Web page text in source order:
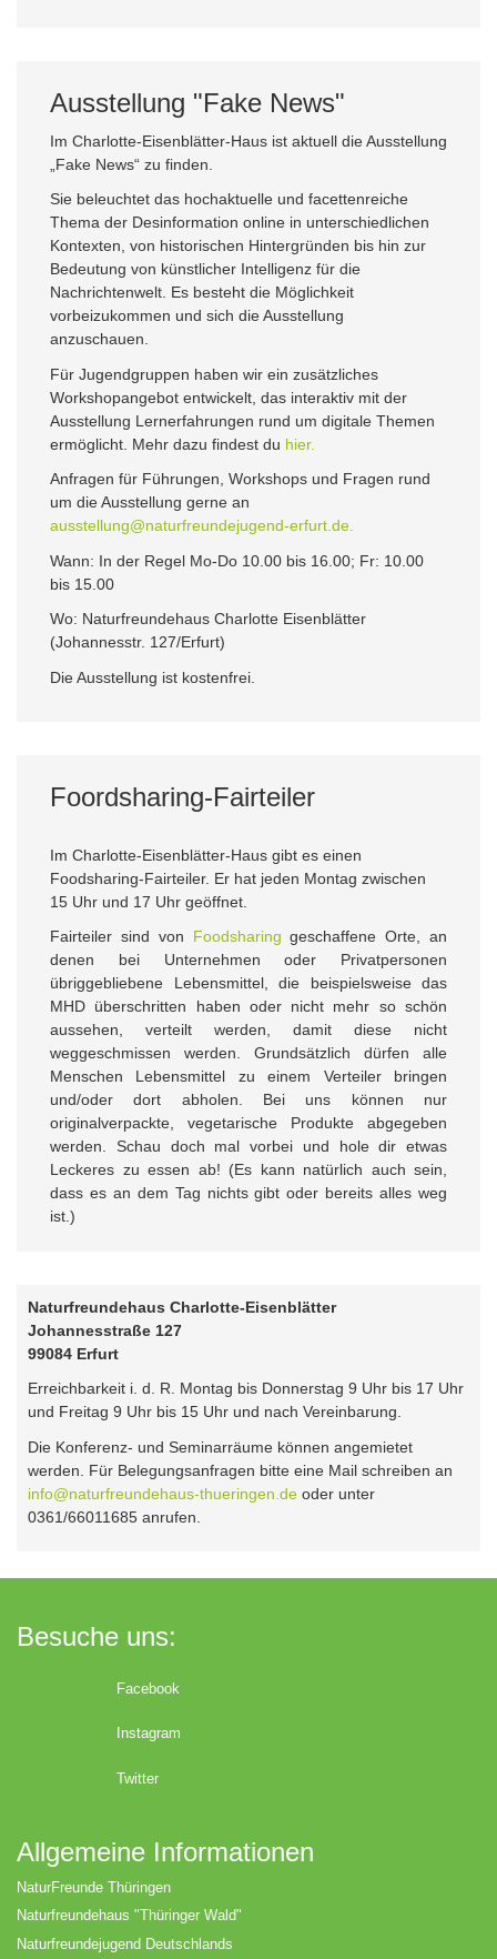
Ausstellung "Fake News"
Im Charlotte-Eisenblätter-Haus ist aktuell die Ausstellung
„Fake News“ zu finden.
Sie beleuchtet das hochaktuelle und facettenreiche
Thema der Desinformation online in unterschiedlichen
Kontexten, von historischen Hintergründen bis hin zur
Bedeutung von künstlicher Intelligenz für die
Nachrichtenwelt. Es besteht die Möglichkeit
vorbeizukommen und sich die Ausstellung
anzuschauen.
Für Jugendgruppen haben wir ein zusätzliches
Workshopangebot entwickelt, das interaktiv mit der
Ausstellung Lernerfahrungen rund um digitale Themen
ermöglicht. Mehr dazu findest du hier.
Anfragen für Führungen, Workshops und Fragen rund
um die Ausstellung gerne an
ausstellung@naturfreundejugend-erfurt.de.
Wann: In der Regel Mo-Do 10.00 bis 16.00; Fr: 10.00
bis 15.00
Wo: Naturfreundehaus Charlotte Eisenblätter
(Johannesstr. 127/Erfurt)
Die Ausstellung ist kostenfrei.
Foordsharing-Fairteiler
Im Charlotte-Eisenblätter-Haus gibt es einen
Foodsharing-Fairteiler. Er hat jeden Montag zwischen
15 Uhr und 17 Uhr geöffnet.
Fairteiler sind von Foodsharing geschaffene Orte, an
denen bei Unternehmen oder Privatpersonen
übriggebliebene Lebensmittel, die beispielsweise das
MHD überschritten haben oder nicht mehr so schön
aussehen, verteilt werden, damit diese nicht
weggeschmissen werden. Grundsätzlich dürfen alle
Menschen Lebensmittel zu einem Verteiler bringen
und/oder dort abholen. Bei uns können nur
originalverpackte, vegetarische Produkte abgegeben
werden. Schau doch mal vorbei und hole dir etwas
Leckeres zu essen ab! (Es kann natürlich auch sein,
dass es an dem Tag nichts gibt oder bereits alles weg
ist.)
Naturfreundehaus Charlotte-Eisenblätter
Johannesstraße 127
99084 Erfurt
Erreichbarkeit i. d. R. Montag bis Donnerstag 9 Uhr bis 17 Uhr
und Freitag 9 Uhr bis 15 Uhr und nach Vereinbarung.
Die Konferenz- und Seminarräume können angemietet
werden. Für Belegungsanfragen bitte eine Mail schreiben an
info@naturfreundehaus-thueringen.de oder unter
0361/66011685 anrufen.
Besuche uns:
Facebook
Instagram
Twitter
Allgemeine Informationen
NaturFreunde Thüringen
Naturfreundehaus "Thüringer Wald"
Naturfreundejugend Deutschlands